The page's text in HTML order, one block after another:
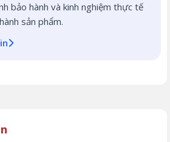
bảo hành và kinh nghiệm thực tế
sản phẩm.